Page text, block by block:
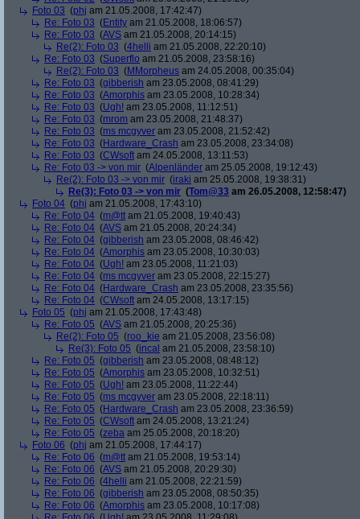
Foto 03 (phj am 21.05.2008, 17:42:47)
Re: Foto 03 (Entity am 21.05.2008, 18:06:57)
Re: Foto 03 (AVS am 21.05.2008, 20:14:15)
Re(2): Foto 03 (4helli am 21.05.2008, 22:20:10)
Re: Foto 03 (Superflo am 21.05.2008, 23:58:16)
Re(2): Foto 03 (MMorpheus am 24.05.2008, 00:35:04)
Re: Foto 03 (gibberish am 23.05.2008, 08:41:29)
Re: Foto 03 (Amorphis am 23.05.2008, 10:28:34)
Re: Foto 03 (Ugh! am 23.05.2008, 11:12:51)
Re: Foto 03 (mrom am 23.05.2008, 21:48:37)
Re: Foto 03 (ms mcgyver am 23.05.2008, 21:52:42)
Re: Foto 03 (Hardware_Crash am 23.05.2008, 23:34:08)
Re: Foto 03 (CWsoft am 24.05.2008, 13:11:53)
Re: Foto 03 -> von mir (Alpenländer am 25.05.2008, 19:12:43)
Re(2): Foto 03 -> von mir (iraki am 25.05.2008, 19:38:31)
Re(3): Foto 03 -> von mir (Tom@33 am 26.05.2008, 12:58:47)
Foto 04 (phj am 21.05.2008, 17:43:10)
Re: Foto 04 (m@tt am 21.05.2008, 19:40:43)
Re: Foto 04 (AVS am 21.05.2008, 20:24:34)
Re: Foto 04 (gibberish am 23.05.2008, 08:46:42)
Re: Foto 04 (Amorphis am 23.05.2008, 10:30:03)
Re: Foto 04 (Ugh! am 23.05.2008, 11:21:03)
Re: Foto 04 (ms mcgyver am 23.05.2008, 22:15:27)
Re: Foto 04 (Hardware_Crash am 23.05.2008, 23:35:56)
Re: Foto 04 (CWsoft am 24.05.2008, 13:17:15)
Foto 05 (phj am 21.05.2008, 17:43:48)
Re: Foto 05 (AVS am 21.05.2008, 20:25:36)
Re(2): Foto 05 (roo_kie am 21.05.2008, 23:56:08)
Re(3): Foto 05 (incal am 21.05.2008, 23:58:10)
Re: Foto 05 (gibberish am 23.05.2008, 08:48:12)
Re: Foto 05 (Amorphis am 23.05.2008, 10:32:51)
Re: Foto 05 (Ugh! am 23.05.2008, 11:22:44)
Re: Foto 05 (ms mcgyver am 23.05.2008, 22:18:11)
Re: Foto 05 (Hardware_Crash am 23.05.2008, 23:36:59)
Re: Foto 05 (CWsoft am 24.05.2008, 13:21:24)
Re: Foto 05 (zeba am 25.05.2008, 20:18:20)
Foto 06 (phj am 21.05.2008, 17:44:17)
Re: Foto 06 (m@tt am 21.05.2008, 19:53:14)
Re: Foto 06 (AVS am 21.05.2008, 20:29:30)
Re: Foto 06 (4helli am 21.05.2008, 22:21:59)
Re: Foto 06 (gibberish am 23.05.2008, 08:50:35)
Re: Foto 06 (Amorphis am 23.05.2008, 10:17:08)